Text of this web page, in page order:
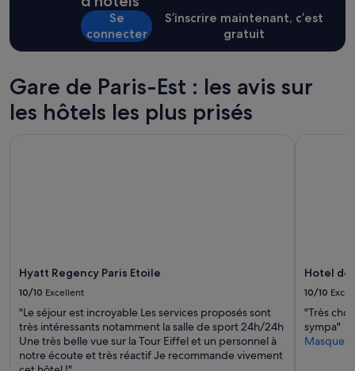
Se
connecter
S’inscrire maintenant, c’est
gratuit
Gare de Paris-Est : les avis sur
les hôtels les plus prisés
Hyatt Regency Paris Etoile
10/10 Excellent
"Le séjour est incroyable Les services proposés sont
très intéressants notamment la salle de sport 24h/24h
Une très belle vue sur la Tour Eiffel et un personnel à
notre écoute et très réactif Je recommande vivement
Hotel de
10/10
"Très
sympa"
Masquer